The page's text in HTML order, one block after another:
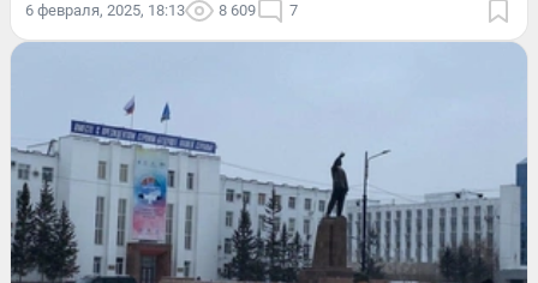
6 февраля, 2025, 18:13 8 609 7